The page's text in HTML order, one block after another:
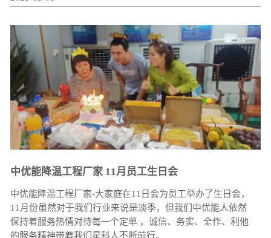
中优能降温工程厂家 11月员工生日会
中优能降温工程厂家-大家庭在11日会为员工举办了生日会，
11月份虽然对于我们行业来说是淡季，但我们中优能人依然
保持着服务热情对待每一个定单 ，诚信、务实、全作、利他
的服务精神带着我们星科人不断前行。